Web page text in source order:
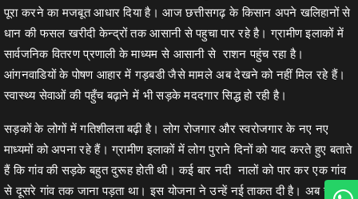
पूरा करने का मजबूत आधार दिया है। आज छत्तीसगढ़ के किसान अपने खलिहानों से
धान की फसल खरीदी केन्द्रों तक आसानी से पहुचा पार रहे है। ग्रामीण इलाकों में
सार्वजनिक वितरण प्रणाली के माध्यम से आसानी से राशन पहुंच रहा है।
आंगनवाडियों के पोषण आहार में गड़बडी जैसे मामले अब देखने को नहीं मिल रहे हैं।
स्वास्थ्य सेवाओं की पहुँच बढ़ाने में भी सड़के मददगार सिद्ध हो रही है।
सड़कों के लोगों में गतिशीलता बढ़ी है। लोग रोजगार और स्वरोजगार के नए नए
माध्यमों को अपना रहे हैं। ग्रामीण इलाकों में लोग पुराने दिनों को याद करते हुए बताते
हैं कि गांव की सड़के बहुत दुरूह होती थी। कई बार नदी नालों को पार कर एक गांव
से दूसरे गांव तक जाना पड़ता था। इस योजना ने उन्हें नई ताकत दी है। अब सड़के